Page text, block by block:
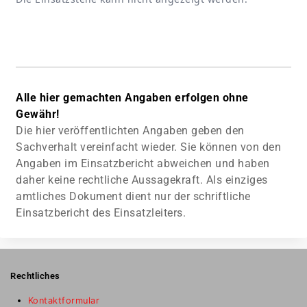
Alle hier gemachten Angaben erfolgen ohne
Gewähr!
Die hier veröffentlichten Angaben geben den
Sachverhalt vereinfacht wieder. Sie können von den
Angaben im Einsatzbericht abweichen und haben
daher keine rechtliche Aussagekraft. Als einziges
amtliches Dokument dient nur der schriftliche
Einsatzbericht des Einsatzleiters.
Rechtliches
Kontaktformular